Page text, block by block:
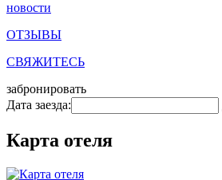
новости
ОТЗЫВЫ
СВЯЖИТЕСЬ
забронировать
Дата заезда:
Карта отеля